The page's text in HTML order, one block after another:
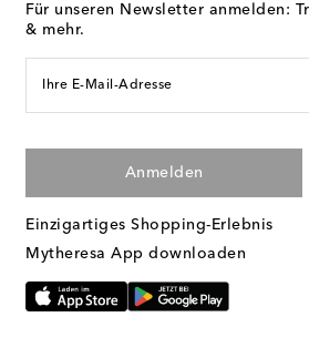
Für unseren Newsletter anmelden:
& mehr.
Ihre E-Mail-Adresse
Anmelden
Einzigartiges Shopping-Erlebnis
Mytheresa App downloaden